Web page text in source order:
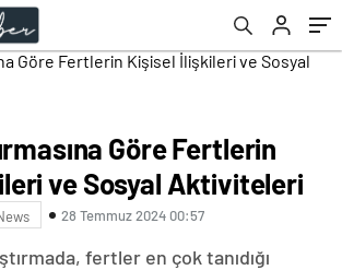
Göre Fertlerin
ve Sosyal Aktiviteleri
28 Temmuz 2024 00:57
fertler en çok tanıdığı